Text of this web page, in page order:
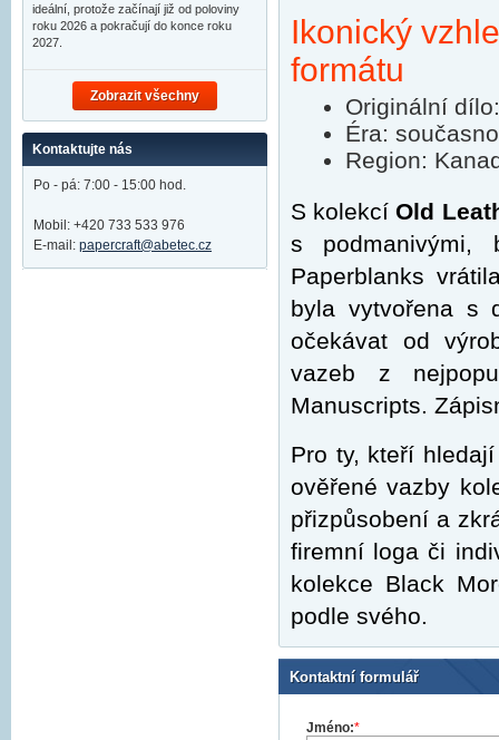
Ikonický
formátu
Originální
Éra:
Region:
S kolekcí Old
s podmanivými,
Paperblanks
byla vytvořena s
očekávat od
vazeb z
Manuscripts.
Pro ty, kteří
ověřené vazby
přizpůsobení a
firemní loga či
kolekce Black
podle svého.
Kontaktní formulář
Jméno:*
ideální, protože začínají již od poloviny
roku 2026 a pokračují do konce roku
2027.
Zobrazit všechny
Kontaktujte nás
Po - pá: 7:00 - 15:00 hod.
Mobil: +420 733 533 976
E-mail: papercraft@abetec.cz